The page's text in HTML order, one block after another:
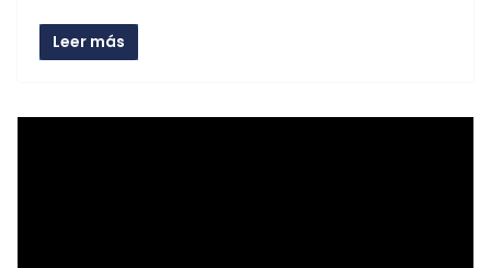
Leer más